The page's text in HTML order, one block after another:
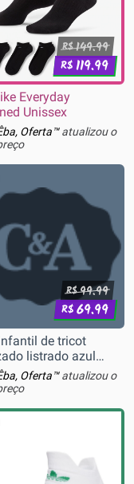
R$149.99
R$119.99
Everyday
Unissex
Oferta™atualizou o
R$99.99
R$69.99
de tricot
listrado azul
Oferta™atualizou o